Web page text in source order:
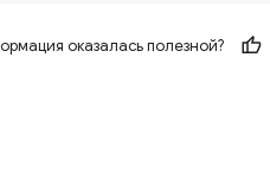
оказалась полезной?